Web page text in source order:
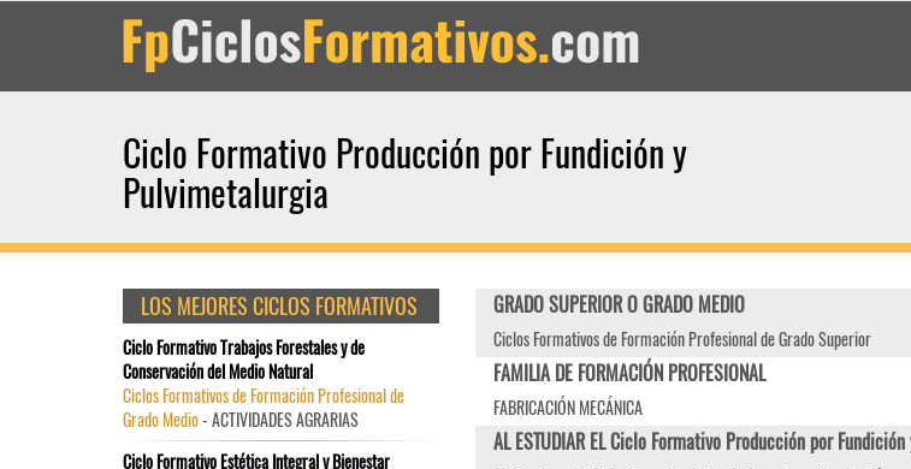
Ciclo Formativo Producción por Fundición y
Pulvimetalurgia
GRADO SUPERIOR O GRADO MEDIO
Ciclos Formativos de Formación Profesional de Grado Superior
FAMILIA DE FORMACIÓN PROFESIONAL
FABRICACIÓN MECÁNICA
AL ESTUDIAR EL Ciclo Formativo Producción por
LOS MEJORES CICLOS FORMATIVOS
Ciclo Formativo Trabajos Forestales y de
Conservación del Medio Natural
Ciclos Formativos de Formación Profesional de
Grado Medio- ACTIVIDADES AGRARIAS
Ciclo Formativo Estética Integral y Bienestar